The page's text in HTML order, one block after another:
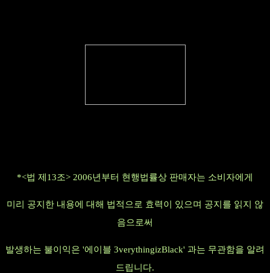
*<법 제13조> 2006년부터 현행법률상 판매자는 소비자에게
미리 공지한 내용에 대해 법적으로 효력이 있으며 공지를 읽지 않
음으로써
발생하는 불이익은 '에이블 3verythingizBlack' 과는 무관함을 알려
드립니다.